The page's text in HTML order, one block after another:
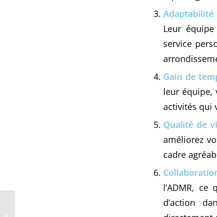
Adaptabilité
Leur
service
Gain de
leur équipe,
activités qui
Qualité de
améliorez
cadre
l’ADMR,
d’action